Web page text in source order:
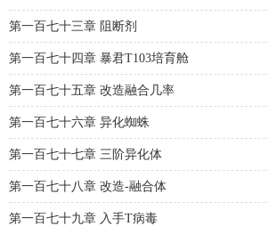
第一百七十三章 阻断剂
第一百七十四章 暴君T103培育舱
第一百七十五章 改造融合几率
第一百七十六章 异化蜘蛛
第一百七十七章 三阶异化体
第一百七十八章 改造-融合体
第一百七十九章 入手T病毒